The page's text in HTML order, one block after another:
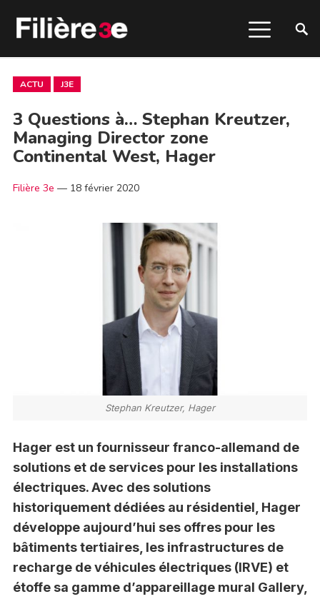
ACTU J3E
3 Questions à… Stephan Kreutzer,
Managing Director zone
Continental West, Hager
Filière 3e — 18 février 2020
Stephan Kreutzer, Hager
Hager est un fournisseur franco-allemand de
solutions et de services pour les installations
électriques. Avec des solutions
historiquement dédiées au résidentiel, Hager
développe aujourd’hui ses offres pour les
bâtiments tertiaires, les infrastructures de
recharge de véhicules électriques (IRVE) et
étoffe sa gamme d’appareillage mural Gallery,